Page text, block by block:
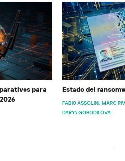
para
Estado del
FABIO ASSOLINI MARC
DARYA GORODILOVA